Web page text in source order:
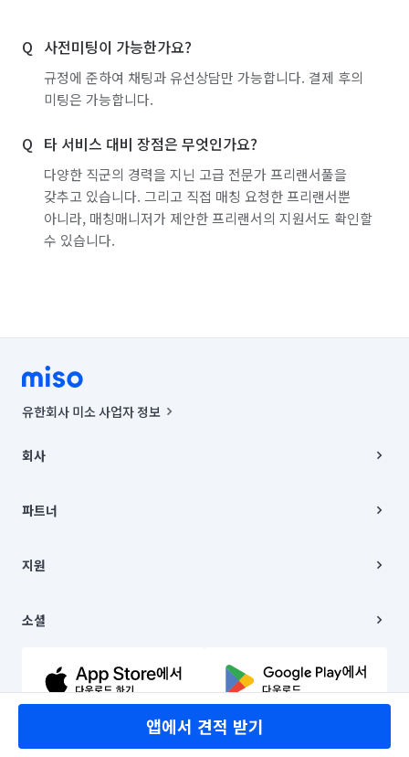
사전미팅이 가능한가요?
규정에 준하여 채팅과 유선상담만 가능합니다. 결제 후의
미팅은 가능합니다.
타 서비스 대비 장점은 무엇인가요?
다양한 직군의 경력을 지닌 고급 전문가 프리랜서풀을
갖추고 있습니다. 그리고 직접 매칭 요청한 프리랜서뿐
아니라, 매칭매니저가 제안한 프리랜서의 지원서도 확인할
수 있습니다.
앱에서 견적 받기
유한회사 미소 사업자 정보
00019 |
주소 | 본사: 서울특별시 종로구 율곡로 6(중학동, 트윈트리빌딩) B동 5층
컨택센터 : 서울특별시 종로구 수송동 율곡로 24, 7층, 8층 미소
상품, 상품정보, 거래에 관한 의무와 책임은 거래당사자에게 있습니다.
언론 보도 관련 문의:
© 유한회사 미소. Miso, Inc. All Rights Reserved.
회사
채용
파트너
이사
지원
이용약관
문의하기
소셜
유튜브